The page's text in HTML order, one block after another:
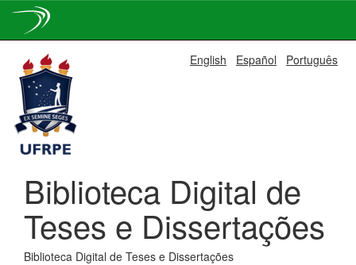
navigation
English Español Português
Biblioteca Digital de
Teses e Dissertações
Biblioteca Digital de Teses e Dissertações